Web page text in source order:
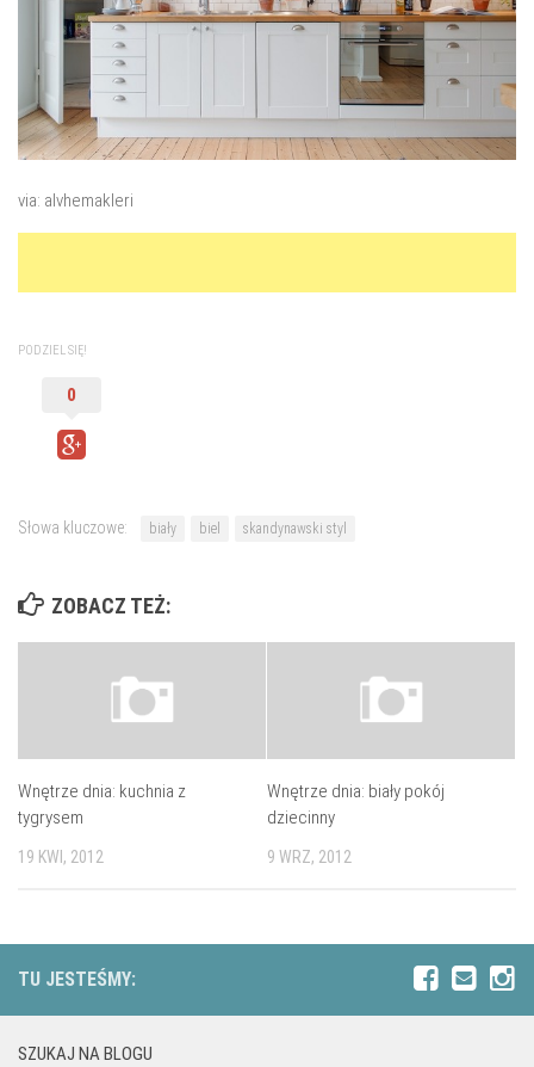
via: alvhemakleri
PODZIEL SIĘ!
0
Słowa kluczowe: biały biel skandynawski styl
ZOBACZ TEŻ:
Wnętrze dnia: kuchnia z
tygrysem
19 KWI, 2012
Wnętrze dnia: biały pokój
dziecinny
9 WRZ, 2012
TU JESTEŚMY:
SZUKAJ NA BLOGU